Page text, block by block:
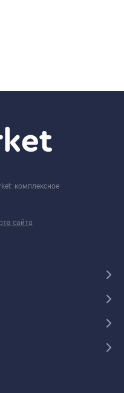
комплексное
сайта